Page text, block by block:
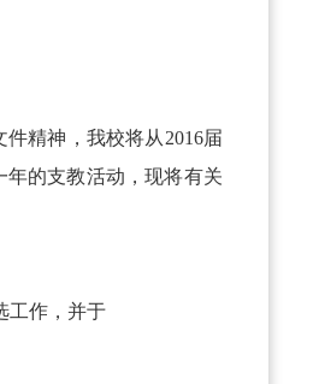
精神，我校将从2016届
的支教活动，现将有关
工作，并于